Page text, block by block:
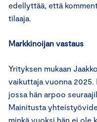
edellyttää, että
tilaaja.
Markkinoijan vastaus
Yrityksen mukaan
vaikuttaja vuonna
jossa hän arpoo
Mainitusta
minkä vuoksi hän ei ole